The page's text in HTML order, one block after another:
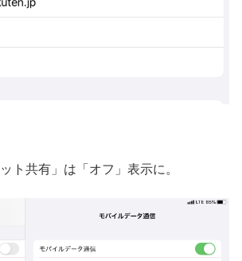
ト共有」は「オフ」表示に。